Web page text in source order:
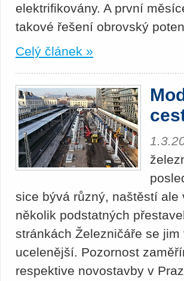
elektrifikovány. A první
takové řešení obrovský
Celý článek »
sice bývá různý, naštěstí
několik podstatných
stránkách Železničáře se
ucelenější. Pozornost
respektive novostavby v